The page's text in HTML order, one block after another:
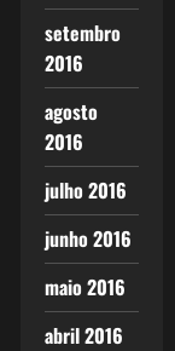
setembro
2016
agosto
2016
julho 2016
junho 2016
maio 2016
abril 2016